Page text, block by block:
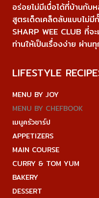
อร่อยไม่มีเบื่อได้ที่บ้านกับ
สูตรเด็ดเคล็ดลับแบบไม่มี
SHARP WEE CLUB ที่
ท่านให้เป็นเรื่องง่าย ผ่าน
LIFESTYLE
MENU BY JOY
MENU BY CHEFBOOK
เมนูครัวชาร์ป
APPETIZERS
MAIN COURSE
CURRY & TOM YUM
BAKERY
DESSERT